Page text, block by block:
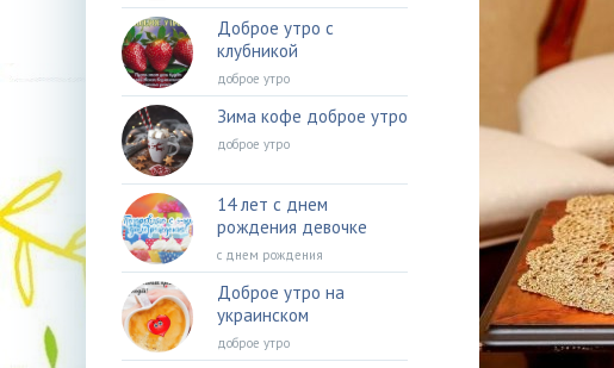
Доброе утро с
клубникой
доброе утро
Зима кофе доброе утро
доброе утро
14 лет с днем
рождения девочке
с днем рождения
Доброе утро на
украинском
доброе утро